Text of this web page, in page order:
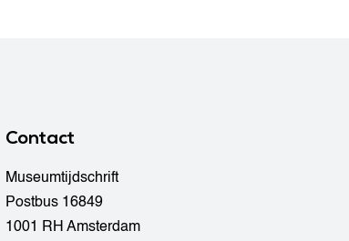
Contact
Museumtijdschrift
Postbus 16849
1001 RH Amsterdam